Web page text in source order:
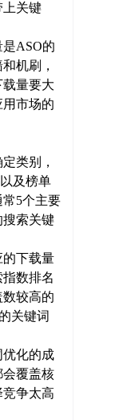
上关键
ASO的
机刷，
量要大
市场的
类别，
及榜单
5个主要
索关键
下载量
数排名
较高的
关键词
化的成
覆盖核
争太高